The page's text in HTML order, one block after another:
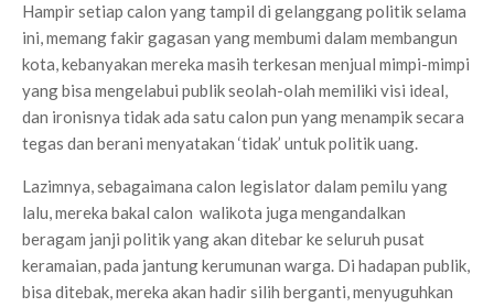
Hampir setiap calon yang tampil di gelanggang politik selama
ini, memang fakir gagasan yang membumi dalam membangun
kota, kebanyakan mereka masih terkesan menjual mimpi-mimpi
yang bisa mengelabui publik seolah-olah memiliki visi ideal,
dan ironisnya tidak ada satu calon pun yang menampik secara
tegas dan berani menyatakan ‘tidak’ untuk politik uang.
Lazimnya, sebagaimana calon legislator dalam pemilu yang
lalu, mereka bakal calon walikota juga mengandalkan
beragam janji politik yang akan ditebar ke seluruh pusat
keramaian, pada jantung kerumunan warga. Di hadapan publik,
bisa ditebak, mereka akan hadir silih berganti, menyuguhkan